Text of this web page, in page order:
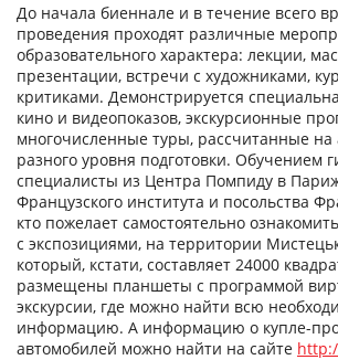
До начала биеннале и в течение всего
проведения проходят различные
образовательного характера: лекции,
презентации, встречи с художниками,
критиками. Демонстрируется
кино и видеопоказов, экскурсионные
многочисленные туры, рассчитанные
разного уровня подготовки. Обучением
специалисты из Центра Помпиду в
Французского института и посольства
кто пожелает самостоятельно
с экспозициями, на территории
который, кстати, составляет 24000
размещены планшеты с программой
экскурсии, где можно найти всю
информацию. А информацию о купле-
автомобилей можно найти на сайте